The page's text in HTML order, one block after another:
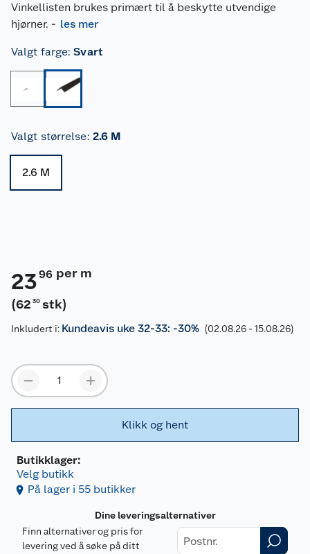
Vinkellisten brukes primært til å beskytte utvendige
hjørner. - les mer
Valgt farge: Svart
Valgt størrelse: 2.6 M
2.6 M
2396 per m
(62 30 stk)
Inkludert i: Kundeavis uke 32-33: -30% (02.08.26 - 15.08.26)
Klikk og hent
Butikklager:
Velg butikk
På lager i 55 butikker
Dine leveringsalternativer
Finn alternativer og pris for
levering ved å søke på ditt